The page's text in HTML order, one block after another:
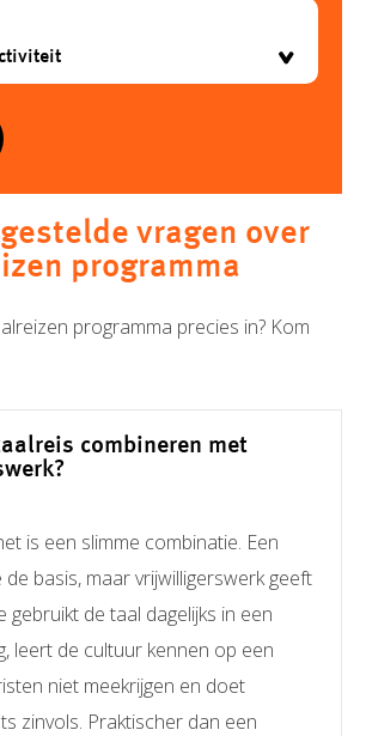
vragen over
programma
programma precies in? Kom
combineren met
is een slimme combinatie. Een
basis, maar vrijwilligerswerk geeft
gebruikt de taal dagelijks in een
leert de cultuur kennen op een
niet meekrijgen en doet
zinvols. Praktischer dan een